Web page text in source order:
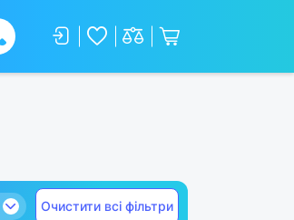
Очистити всі фільтри